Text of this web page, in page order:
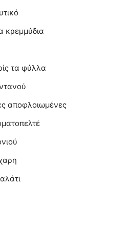
κρεμμύδια
τα φύλλα
αποφλοιωμένες